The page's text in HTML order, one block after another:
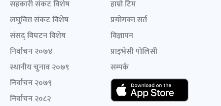
सहकारी संकट विशेष
लघुवित्त संकट विशेष
संसद् विघटन विशेष
निर्वाचन २०७४
स्थानीय चुनाव २०७९
निर्वाचन २०७९
निर्वाचन २०८२
हाम्रो टिम
प्रयोगका सर्त
विज्ञापन
प्राइभेसी पोलिसी
सम्पर्क